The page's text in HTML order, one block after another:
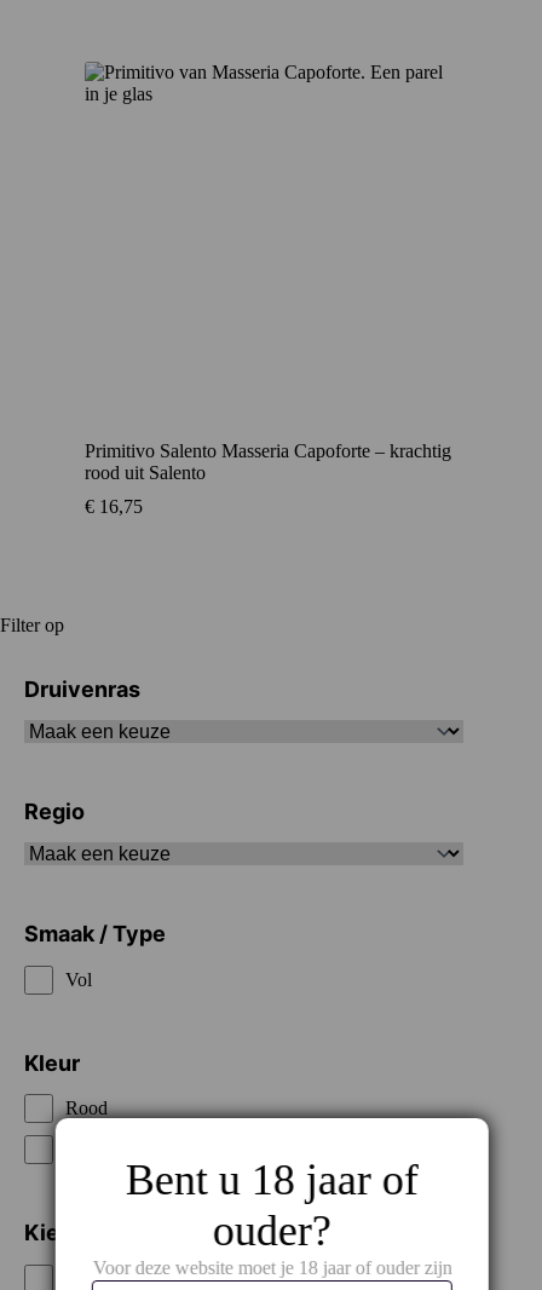
Primitivo Salento Masseria Capoforte – krachtig
rood uit Salento
€ 16,75
Filter op
Druivenras
Regio
Smaak / Type
Vol
Kleur
Rood
Kies je prijsklasse
€€€
Bent u 18 jaar of
ouder?
Voor deze website moet je 18 jaar of ouder zijn